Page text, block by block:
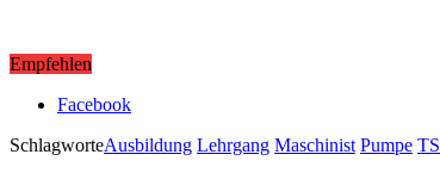
Empfehlen
Facebook
SchlagworteAusbildung Lehrgang Maschinist Pumpe TS